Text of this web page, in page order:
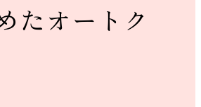
たオートク